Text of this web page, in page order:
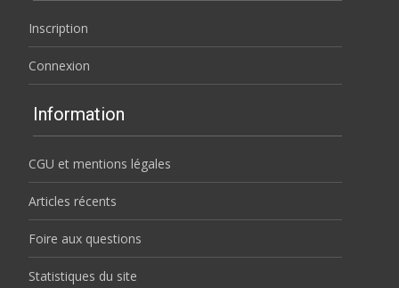
Inscription
Connexion
Information
CGU et mentions légales
Articles récents
Foire aux questions
Statistiques du site